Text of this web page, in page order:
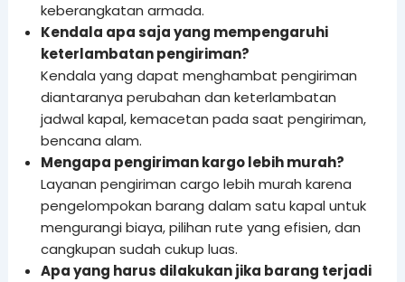
keberangkatan armada.
Kendala apa saja yang mempengaruhi
keterlambatan pengiriman?
Kendala yang dapat menghambat pengiriman
diantaranya perubahan dan keterlambatan
jadwal kapal, kemacetan pada saat pengiriman,
bencana alam.
Mengapa pengiriman kargo lebih murah?
Layanan pengiriman cargo lebih murah karena
pengelompokan barang dalam satu kapal untuk
mengurangi biaya, pilihan rute yang efisien, dan
cangkupan sudah cukup luas.
Apa yang harus dilakukan jika barang terjadi